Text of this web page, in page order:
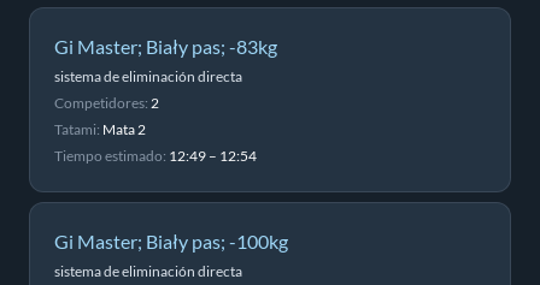
Gi Master; Biały pas; -83kg
sistema de eliminación directa
Competidores: 2
Tatami: Mata 2
Tiempo estimado: 12:49 – 12:54
Gi Master; Biały pas; -100kg
sistema de eliminación directa